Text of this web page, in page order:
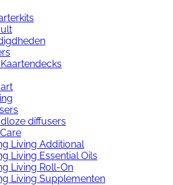
diffusers
Living Additional
Living Essential Oils
Living Roll-On
Living Supplementen